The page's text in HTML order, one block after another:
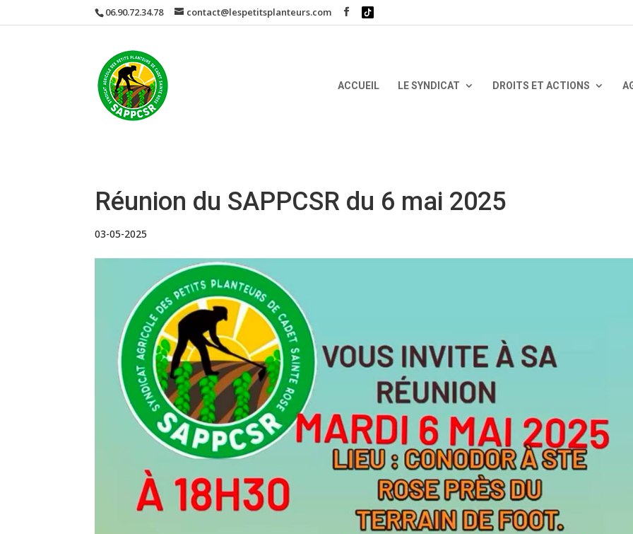
06.90.72.34.78 contact@lespetitsplanteurs.com
ACCUEIL LE SYNDICAT DROITS ET ACTIONS
Réunion du SAPPCSR du 6 mai 2025
03-05-2025